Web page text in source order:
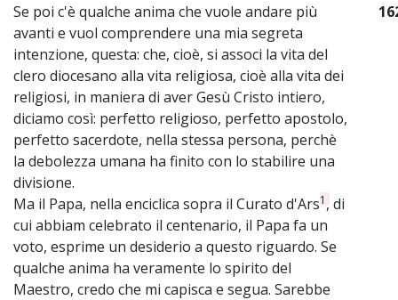
Se poi c'è qualche anima che vuole andare più
avanti e vuol comprendere una mia segreta
intenzione, questa: che, cioè, si associ la vita del
clero diocesano alla vita religiosa, cioè alla vita dei
religiosi, in maniera di aver Gesù Cristo intiero,
diciamo così: perfetto religioso, perfetto apostolo,
perfetto sacerdote, nella stessa persona, perchè
la debolezza umana ha finito con lo stabilire una
divisione.
Ma il Papa, nella enciclica sopra il Curato d'Ars1 , di
cui abbiam celebrato il centenario, il Papa fa un
voto, esprime un desiderio a questo riguardo. Se
qualche anima ha veramente lo spirito del
Maestro, credo che mi capisca e segua. Sarebbe